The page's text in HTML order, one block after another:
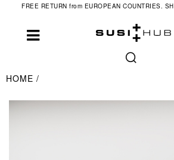
FREE RETURN from EUROPEAN COUNTRIES.
HOME